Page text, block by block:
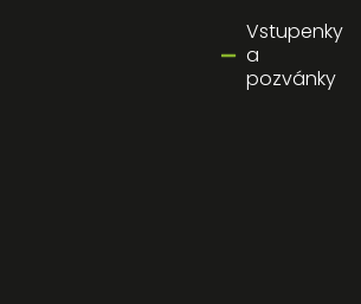
Vstupenky
a
pozvánky